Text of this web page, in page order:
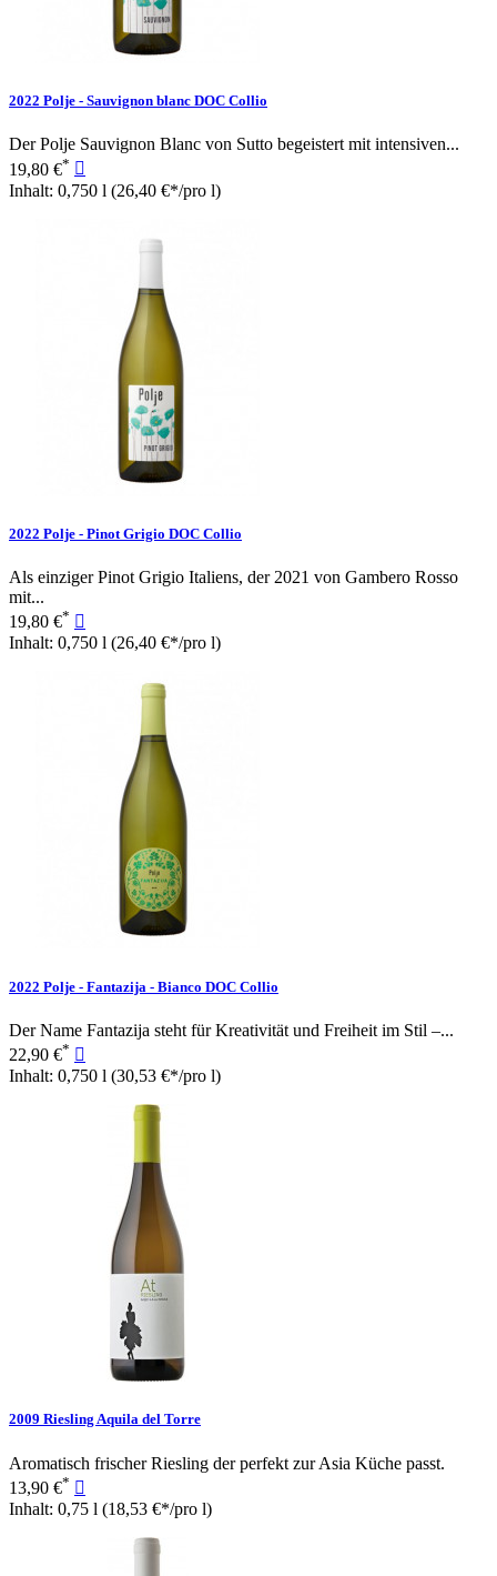
2022 Polje - Sauvignon blanc DOC Collio
Der Polje Sauvignon Blanc von Sutto begeistert mit intensiven...
19,80 €* 
Inhalt: 0,750 l (26,40 €*/pro l)
2022 Polje - Pinot Grigio DOC Collio
Als einziger Pinot Grigio Italiens, der 2021 von Gambero Rosso
mit...
19,80 €* 
Inhalt: 0,750 l (26,40 €*/pro l)
2022 Polje - Fantazija - Bianco DOC Collio
Der Name Fantazija steht für Kreativität und Freiheit im Stil –...
22,90 €* 
Inhalt: 0,750 l (30,53 €*/pro l)
2009 Riesling Aquila del Torre
Aromatisch frischer Riesling der perfekt zur Asia Küche passt.
13,90 €* 
Inhalt: 0,75 l (18,53 €*/pro l)